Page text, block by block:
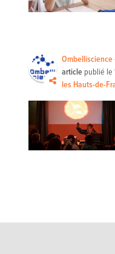
Ombelliscience
article publié le
les Hauts-de-